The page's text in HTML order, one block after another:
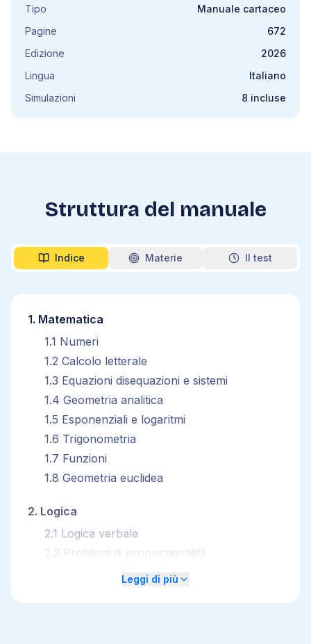
Tipo
Manuale cartaceo
Pagine
672
Edizione
2026
Lingua
Italiano
Simulazioni
8 incluse
Struttura del manuale
Indice Materie Il test
1. Matematica
1.1 Numeri
1.2 Calcolo letterale
1.3 Equazioni disequazioni e sistemi
1.4 Geometria analitica
1.5 Esponenziali e logaritmi
1.6 Trigonometria
1.7 Funzioni
1.8 Geometria euclidea
2. Logica
2.1 Logica verbale
2 2 Problemi di proporzionalità
Logica numericaLeggi di più